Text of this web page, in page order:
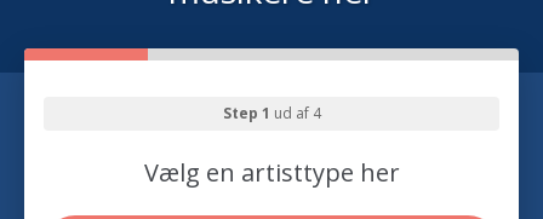
Step 1 ud af 4
Vælg en artisttype her